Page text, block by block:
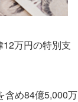
万円の特別支
含め84億5,000万